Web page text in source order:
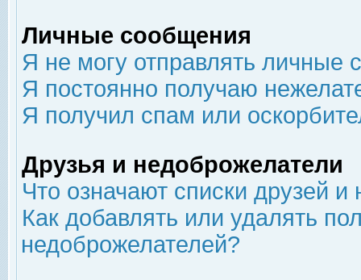
Личные сообщения
Я не могу отправлять личные
Я постоянно получаю
Я получил спам или
Друзья и недоброжелатели
Что означают списки друзей
Как добавлять или удалять
недоброжелателей?